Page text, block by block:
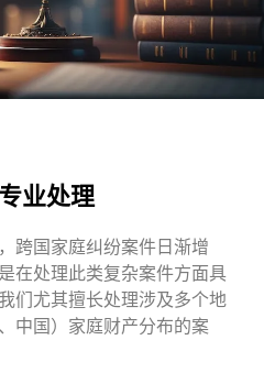
业处理
跨国家庭纠纷案件日渐增
在处理此类复杂案件方面具
们尤其擅长处理涉及多个地
中国）家庭财产分布的案